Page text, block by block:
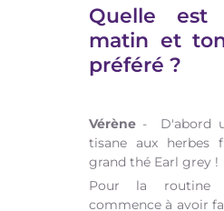
Quelle
matin et
préféré ?
Vérène - D'abord
tisane aux herbes
grand thé Earl grey !
Pour la routine
commence à avoir